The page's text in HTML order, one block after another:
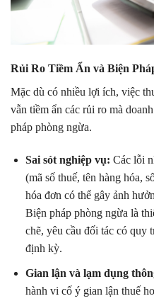
Rủi Ro Tiềm Ẩn và Biện
Mặc dù có nhiều lợi ích, việc
vẫn tiềm ẩn các rủi ro mà
pháp phòng ngừa.
Sai sót nghiệp vụ: Các lỗi
(mã số thuế, tên hàng hóa,
hóa đơn có thể gây ảnh
Biện pháp phòng ngừa là
chẽ, yêu cầu đối tác có quy
định kỳ.
Gian lận và lạm dụng
hành vi cố ý gian lận thuế